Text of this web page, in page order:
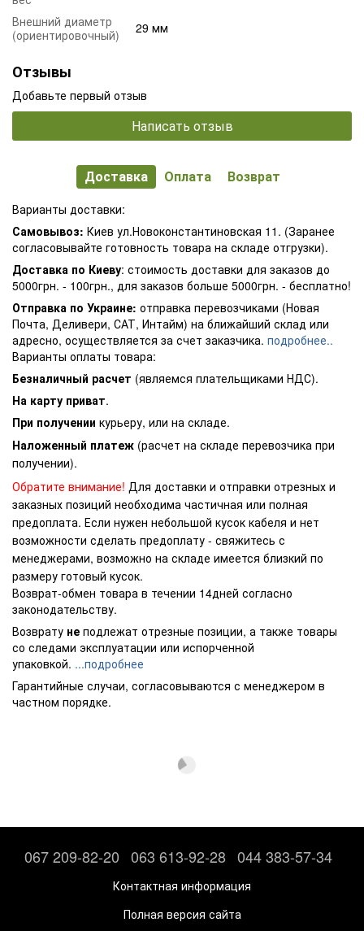
Внешний диаметр
(ориентировочный)
29 мм
Отзывы
Добавьте первый отзыв
Написать отзыв
Доставка Оплата Возврат
Варианты доставки:
Самовывоз: Киев ул.Новоконстантиновская 11. (Заранее
согласовывайте готовность товара на складе отгрузки).
Доставка по Киеву: стоимость доставки для заказов до
5000грн. - 100грн., для заказов больше 5000грн. - бесплатно!
Отправка по Украине: отправка перевозчиками (Новая
Почта, Деливери, САТ, Интайм) на ближайший склад или
адресно, осуществляется за счет заказчика. подробнее..
Варианты оплаты товара:
Безналичный расчет (являемся плательщиками НДС).
На карту приват.
При получении курьеру, или на складе.
Наложенный платеж (расчет на складе перевозчика при
получении).
Обратите внимание! Для доставки и отправки отрезных и
заказных позиций необходима частичная или полная
предоплата. Если нужен небольшой кусок кабеля и нет
возможности сделать предоплату - свяжитесь с
менеджерами, возможно на складе имеется близкий по
размеру готовый кусок.
Возврат-обмен товара в течении 14дней согласно
законодательству.
Возврату не подлежат отрезные позиции, а также товары
со следами эксплуатации или испорченной
упаковкой. ...подробнее
Гарантийные случаи, согласовываются с менеджером в
частном порядке.
067 209-82-20 063 613-92-28 044 383-57-34
Контактная информация
Полная версия сайта